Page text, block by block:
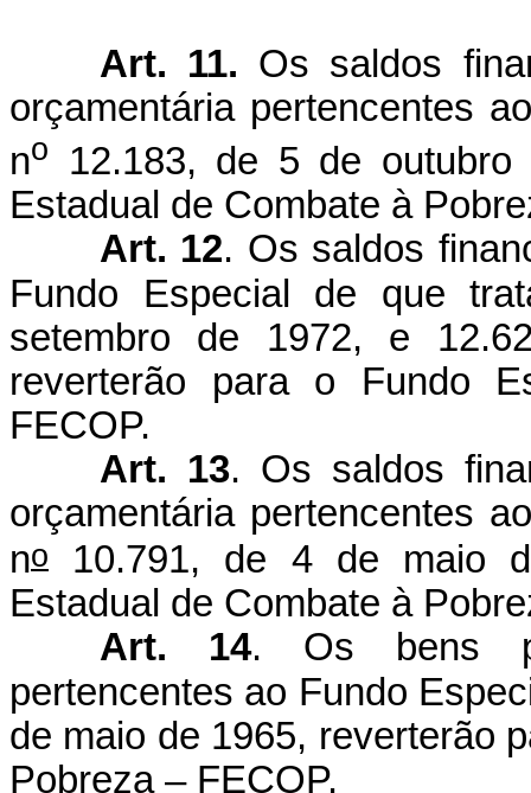
Art. 11. Os saldos
orçamentária pertencentes
no
12.183, de 5 de
Estadual de Combate à
Art. 12. Os saldos
Fundo Especial de que
setembro de 1972, e
reverterão para o Fundo
FECOP.
Art. 13. Os saldos
orçamentária pertencentes
no
10.791, de 4 de maio
Estadual de Combate à
Art. 14. Os bens
pertencentes ao Fundo
de maio de 1965, reverterão
Pobreza – FECOP.